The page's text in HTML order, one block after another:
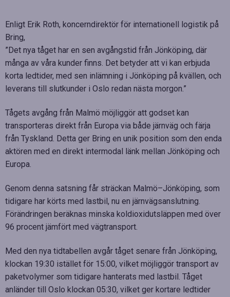
Enligt Erik Roth, koncerndirektör för internationell logistik på
Bring,
”Det nya tåget har en sen avgångstid från Jönköping, där
många av våra kunder finns. Det betyder att vi kan erbjuda
korta ledtider, med sen inlämning i Jönköping på kvällen, och
leverans till slutkunder i Oslo redan nästa morgon.”
Tågets avgång från Malmö möjliggör att godset kan
transporteras direkt från Europa via både järnväg och färja
från Tyskland. Detta ger Bring en unik position som den enda
aktören med en direkt intermodal länk mellan Jönköping och
Europa.
Genom denna satsning får sträckan Malmö–Jönköping, som
tidigare har körts med lastbil, nu en järnvägsanslutning.
Förändringen beräknas minska koldioxidutsläppen med över
96 procent jämfört med vägtransport.
Med den nya tidtabellen avgår tåget senare från Jönköping,
klockan 19:30 istället för 15:00, vilket möjliggör transport av
paketvolymer som tidigare hanterats med lastbil. Tåget
anländer till Oslo klockan 05:30, vilket ger kortare ledtider